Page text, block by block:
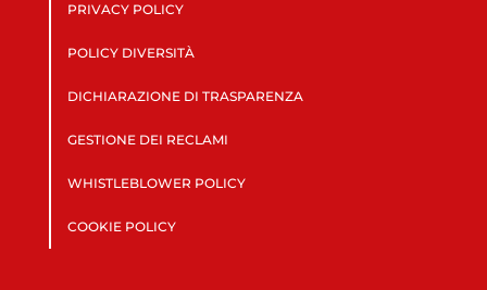
PRIVACY POLICY
POLICY DIVERSITÀ
DICHIARAZIONE DI TRASPARENZA
GESTIONE DEI RECLAMI
WHISTLEBLOWER POLICY
COOKIE POLICY